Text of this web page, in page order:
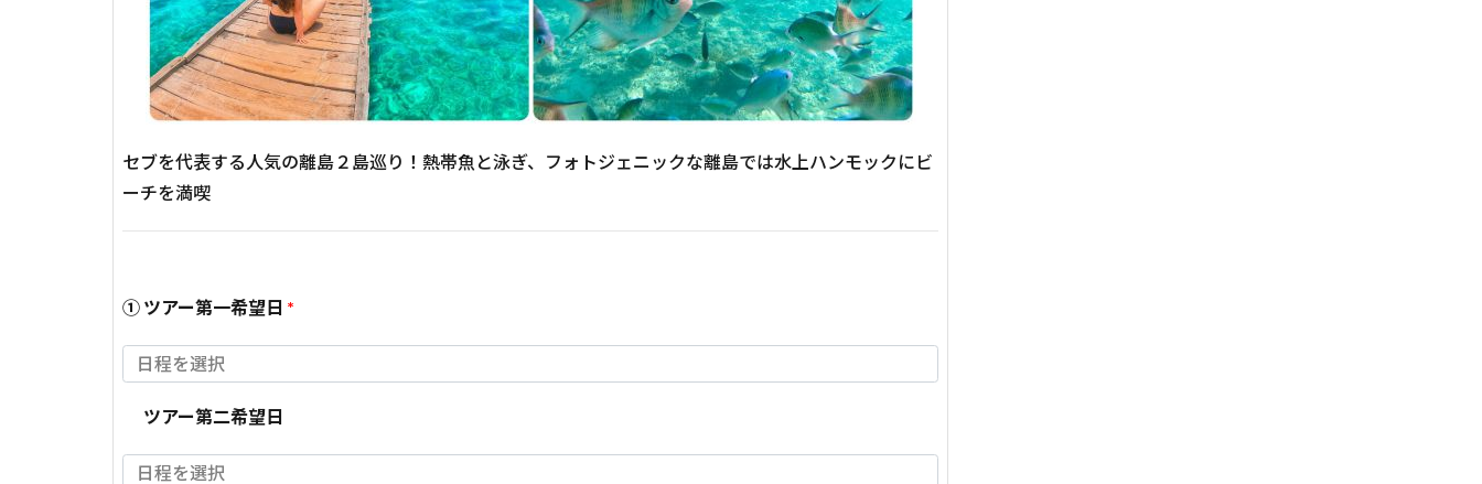
セブを代表する人気の離島２島巡り！熱帯魚と泳ぎ、フォトジェニックな離島では水上ハンモックにビ
ーチを満喫
① ツアー第一希望日 *
ツアー第二希望日